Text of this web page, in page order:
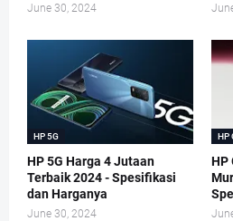
June 30, 2024
HP 5G
HP 5G Harga 4 Jutaan
Terbaik 2024 - Spesifikasi
dan Harganya
June 30, 2024
HP
HP